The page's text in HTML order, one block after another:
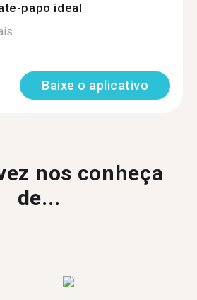
papo ideal
Baixe o aplicativo
nos conheça
de...